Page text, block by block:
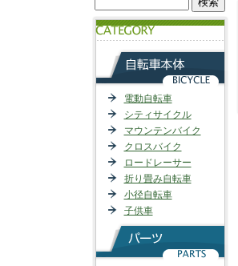
電動自転車
シティサイクル
マウンテンバイク
クロスバイク
ロードレーサー
折り畳み自転車
小径自転車
子供車